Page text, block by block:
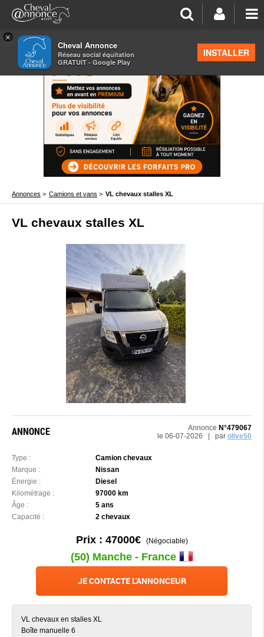
×
Cheval Annonce
Réseau social équitation
GRATUIT - Google Play
INSTALLER
Annonces > Camions et vans > VL chevaux stalles XL
VL chevaux stalles XL
ANNONCE Annonce N°479067
le 06-07-2026 | par olive50
Type :
Camion chevaux
Marque :
Nissan
Énergie :
Diesel
Kilométrage :
97000 km
Âge :
5 ans
Capacité :
2 chevaux
Prix : 47000€(Négociable)
(50) Manche - France
JE CONTACTE L'ANNONCEUR
VL chevaux en stalles XL
Boîte manuelle 6